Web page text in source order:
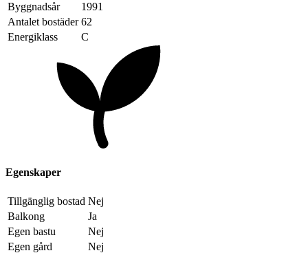
Byggnadsår
1991
Antalet bostäder 62
Energiklass
C
Egenskaper
Tillgänglig bostad Nej
Balkong
Ja
Egen bastu
Nej
Egen gård
Nej